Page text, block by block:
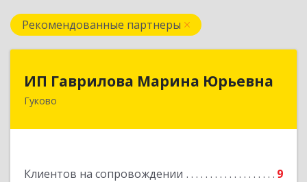
Рекомендованные партнеры
ИП Гаврилова Марина Юрьевна
Гуково
Клиентов на сопровождении 9